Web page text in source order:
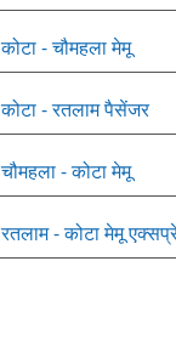
कोटा - चौमहला मेमू
कोटा - रतलाम पैसेंजर
चौमहला - कोटा मेमू
रतलाम - कोटा मेमू